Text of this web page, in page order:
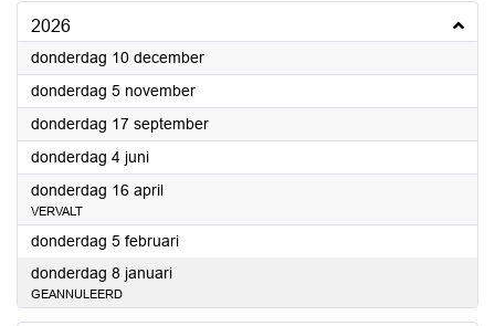
2026
donderdag 10 december2026
donderdag 5 november2026
donderdag 17 september2026
donderdag 4 juni2026
donderdag 16 april2026
VERVALT
donderdag 5 februari2026
donderdag 8 januari2026
GEANNULEERD